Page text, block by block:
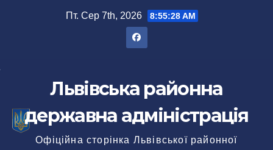
Пт. Сер 7th, 2026 8:55:29 AM
Львівська районна
державна адміністрація
Офіційна сторінка Львівської районної